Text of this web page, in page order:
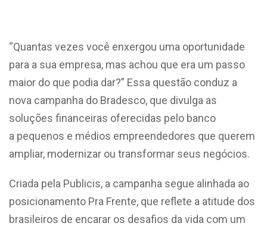
“Quantas vezes você enxergou uma oportunidade
para a sua empresa, mas achou que era um passo
maior do que podia dar?” Essa questão conduz a
nova campanha do Bradesco, que divulga as
soluções financeiras oferecidas pelo banco
a pequenos e médios empreendedores que querem
ampliar, modernizar ou transformar seus negócios.
Criada pela Publicis, a campanha segue alinhada ao
posicionamento Pra Frente, que reflete a atitude dos
brasileiros de encarar os desafios da vida com um